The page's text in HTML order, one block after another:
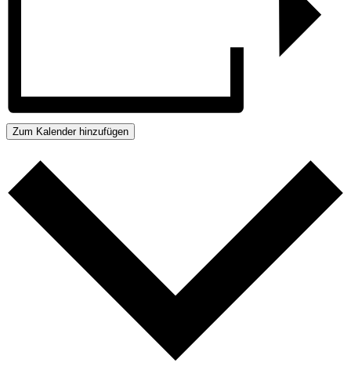
Zum Kalender hinzufügen